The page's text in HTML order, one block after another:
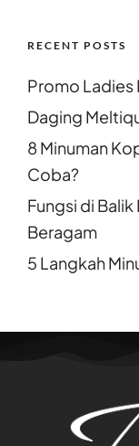
RECENT POSTS
Promo Ladies
Daging
8 Minuman
Coba?
Fungsi di
Beragam
5 Langkah